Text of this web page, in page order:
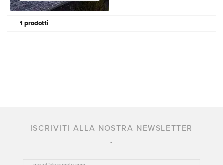
1 prodotti
ISCRIVITI ALLA NOSTRA NEWSLETTER